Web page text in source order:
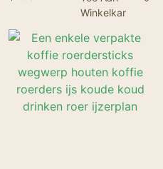
Feestdecoratie Drank
Wegwerp rietje
Winkelkar